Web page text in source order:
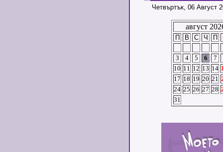
Четвъртък, 06 Август
август
П В С Ч П
3
4 5 6 7
10 11 12 13 14
17 18 19 20 21
24 25 26 27 28
31